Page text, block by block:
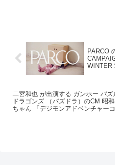
PARCO
WINTER
二宮和也 が出演する ガンホー パズ
ドラゴンズ （パズドラ）のCM 昭
ちゃん 「デジモンアドベンチャー